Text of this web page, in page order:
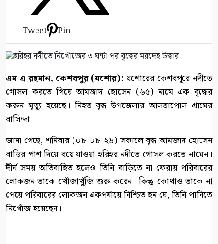
Tweet Pin
এম এ রহমান, কেশবপুর (যশোর): যশোরের কেশবপুরে নদীতে
গোসল করতে গিয়ে আমজাদ হোসেন (৬৫) নামে এক বৃদ্ধের
করুন মৃত্যু হয়েছে। নিহত বৃদ্ধ উপজেলার আলতাপোল গ্রামের
বাসিন্দা।
জানা গেছে, শনিবার (০৮-০৮-২৬) সকালে বৃদ্ধ আমজাদ হোসেন
বাড়ির পাশ দিয়ে বয়ে যাওয়া হরিহর নদীতে গোসল করতে নামেন।
দীর্ঘ সময় অতিবাহিত হলেও তিনি বাড়িতে না ফেরায় পরিবারের
লোকজন তাকে খোঁজাখুঁজি শুরু করেন। কিন্তু কোথাও তাকে না
পেয়ে পরিবারের লোকজন একপর্যায়ে নিশ্চিত হন যে, তিনি পানিতে
নিখোঁজ হয়েছেন।